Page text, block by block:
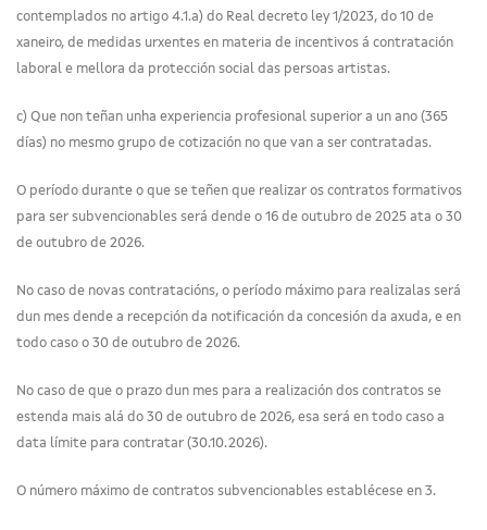
contemplados no artigo 4.1.a) do Real decreto ley 1/2023, do 10 de
xaneiro, de medidas urxentes en materia de incentivos á contratación
laboral e mellora da protección social das persoas artistas.
c) Que non teñan unha experiencia profesional superior a un ano (365
días) no mesmo grupo de cotización no que van a ser contratadas.
O período durante o que se teñen que realizar os contratos formativos
para ser subvencionables será dende o 16 de outubro de 2025 ata o 30
de outubro de 2026.
No caso de novas contratacións, o período máximo para realizalas será
dun mes dende a recepción da notificación da concesión da axuda, e en
todo caso o 30 de outubro de 2026.
No caso de que o prazo dun mes para a realización dos contratos se
estenda mais alá do 30 de outubro de 2026, esa será en todo caso a
data límite para contratar (30.10.2026).
O número máximo de contratos subvencionables establécese en 3.